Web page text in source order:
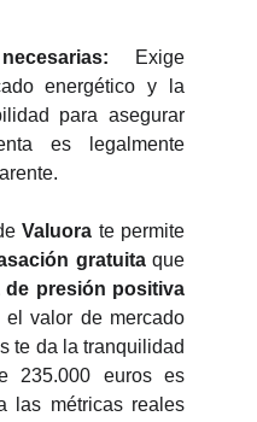
Exige
energético y la
para asegurar
es legalmente
Valuora te permite
gratuitaque
de presión positiva
el valor de mercado
te da la tranquilidad
235.000 euros es
las métricas reales